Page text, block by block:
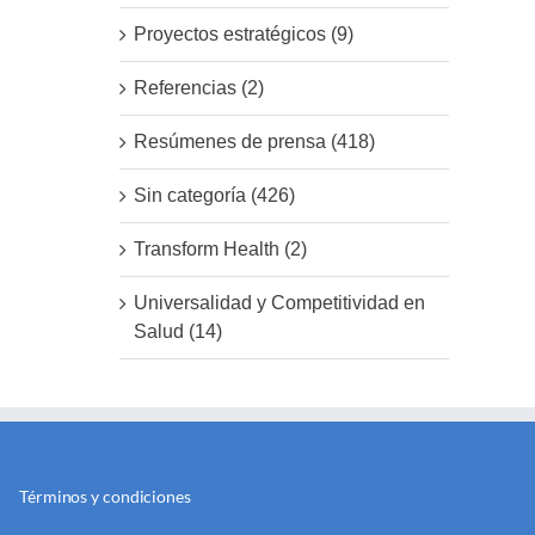
Proyectos estratégicos (9)
Referencias (2)
Resúmenes de prensa (418)
Sin categoría (426)
Transform Health (2)
Universalidad y Competitividad en
Salud (14)
Términos y condiciones